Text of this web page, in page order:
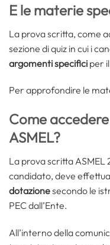
E le materie
La prova scritta, come
sezione di quiz in cui i
argomenti specifici per
Per approfondire le
Come
ASMEL?
La prova scritta ASMEL
candidato, deve
dotazionesecondo le
PEC dall’Ente.
All’interno della